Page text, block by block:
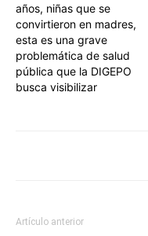
años, niñas que se
convirtieron en madres,
esta es una grave
problemática de salud
pública que la DIGEPO
busca visibilizar
Artículo anterior